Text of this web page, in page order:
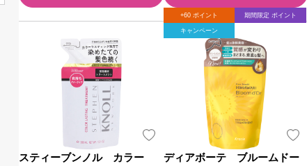
スティーブンノル カラー
+60 ポイント 期間限定 ポイント
キャンペーン
ディアボーテ ブルームドー